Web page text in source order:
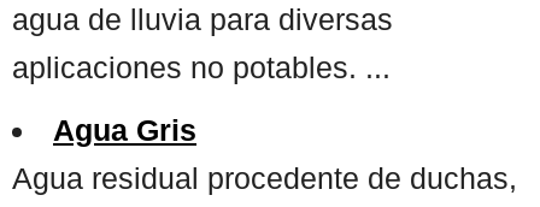
agua de lluvia para diversas
aplicaciones no potables. ...
Agua Gris
Agua residual procedente de duchas,